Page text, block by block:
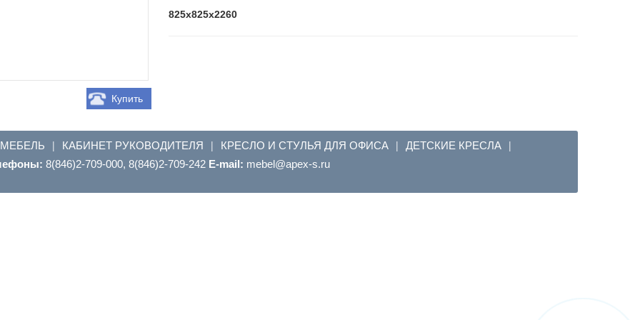
Купить
825x825x2260
| КАБИНЕТ РУКОВОДИТЕЛЯ | КРЕСЛО И СТУЛЬЯ ДЛЯ ОФИСА | ДЕТСКИЕ КРЕСЛА |
8(846)2-709-000, 8(846)2-709-242 E-mail: ur.s-xepa@lebem